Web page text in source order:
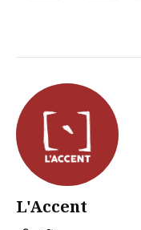
L'Accent